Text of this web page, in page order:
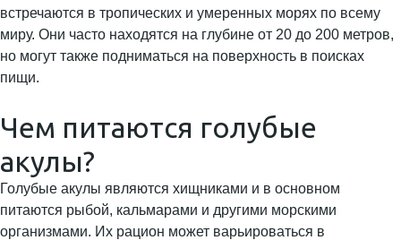
встречаются в тропических и умеренных морях по всему
миру. Они часто находятся на глубине от 20 до 200 метров,
но могут также подниматься на поверхность в поисках
пищи.
Чем питаются голубые
акулы?
Голубые акулы являются хищниками и в основном
питаются рыбой, кальмарами и другими морскими
организмами. Их рацион может варьироваться в